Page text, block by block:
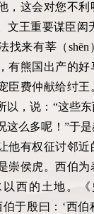
，这会对您不
文王重要谋臣闳
找来有莘（
有熊国出产的
臣费仲献给纣王
以，说：“这些
这么多呢！”于
他有权征讨邻近
崇侯虎。西伯
西的土地。《
于殷曰：‘西